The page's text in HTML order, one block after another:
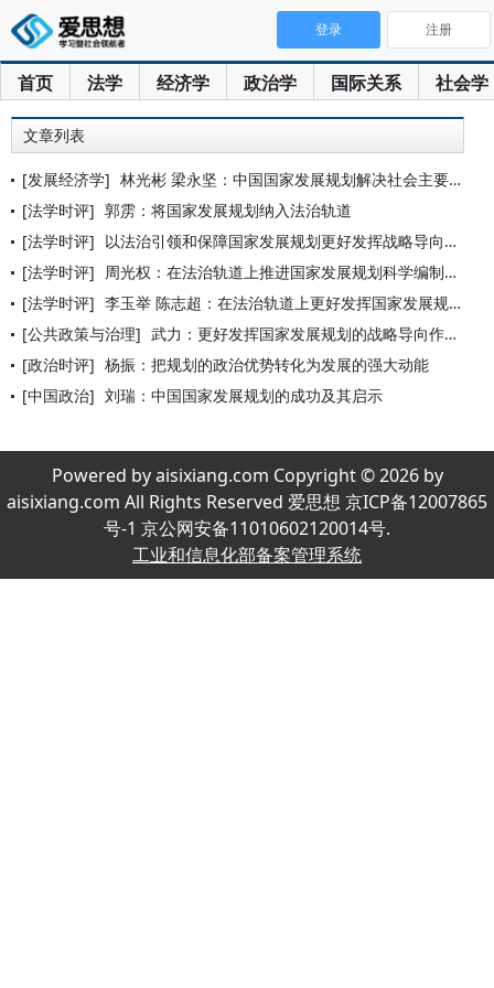
首页 法学 经济学 政治学 国际关系 社会学
登录 注册
文章列表
[发展经济学] 林光彬 梁永坚：中国国家发展规划解决社会主要矛盾的经验探析
[法学时评] 郭雳：将国家发展规划纳入法治轨道
[法学时评] 以法治引领和保障国家发展规划更好发挥战略导向作用
[法学时评] 周光权：在法治轨道上推进国家发展规划科学编制和有效实施
[法学时评] 李玉举 陈志超：在法治轨道上更好发挥国家发展规划的战略导向作
[公共政策与治理] 武力：更好发挥国家发展规划的战略导向作用
[政治时评] 杨振：把规划的政治优势转化为发展的强大动能
[中国政治] 刘瑞：中国国家发展规划的成功及其启示
Powered by aisixiang.com Copyright © 2026 by
aisixiang.com All Rights Reserved 爱思想 京ICP备12007865
号-1 京公网安备11010602120014号.
工业和信息化部备案管理系统